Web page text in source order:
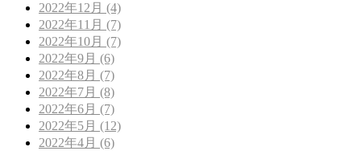
2022年12月 (4)
2022年11月 (7)
2022年10月 (7)
2022年9月 (6)
2022年8月 (7)
2022年7月 (8)
2022年6月 (7)
2022年5月 (12)
2022年4月 (6)